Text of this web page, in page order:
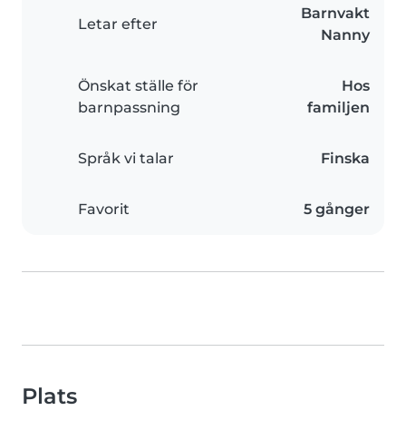
Letar efter
Barnvakt
Nanny
Önskat ställe för
barnpassning
Hos
familjen
Språk vi talar Finska
Favorit 5 gånger
Plats